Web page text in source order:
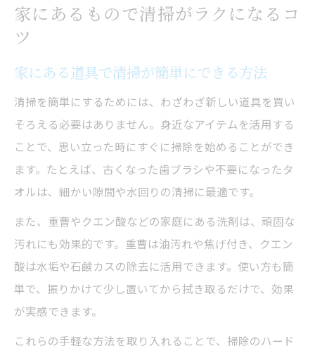
プロの清掃裏技を家のものだけで実践
忙しい日に役立つ清掃の時短アイデア集
清掃を効率化するグッズや裏ワザまとめ
簡単清掃で毎日の家事が楽になる方法
清掃がラクになるプロ直伝の時短術紹介
めんどくさい清掃が簡単になる裏技
めんどくさい清掃も裏技で簡単に解決
清掃の面倒な場所を楽にする裏ワザ集
清掃初心者におすすめの簡単裏技まとめ
トイレ清掃など難所も簡単裏技で時短
清掃裏ワザ道具の使い方と効果的活用術
毎日続く清掃の簡単習慣づくり
家にあるもので清掃がラクになるコ
ツ
家にある道具で清掃が簡単にできる方法
清掃を簡単にするためには、わざわざ新しい道具を買い
そろえる必要はありません。身近なアイテムを活用する
ことで、思い立った時にすぐに掃除を始めることができ
ます。たとえば、古くなった歯ブラシや不要になったタ
オルは、細かい隙間や水回りの清掃に最適です。
また、重曹やクエン酸などの家庭にある洗剤は、頑固な
汚れにも効果的です。重曹は油汚れや焦げ付き、クエン
酸は水垢や石鹸カスの除去に活用できます。使い方も簡
単で、振りかけて少し置いてから拭き取るだけで、効果
が実感できます。
これらの手軽な方法を取り入れることで、掃除のハード